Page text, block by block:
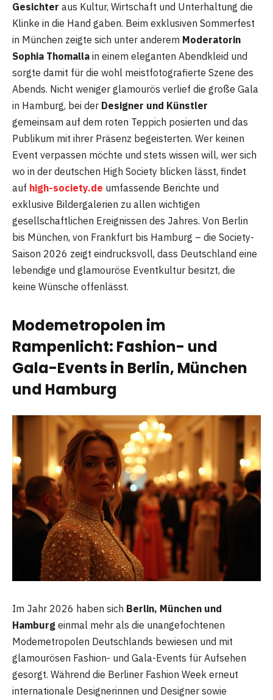
Gesichter aus Kultur, Wirtschaft und Unterhaltung die
Klinke in die Hand gaben. Beim exklusiven Sommerfest
in München zeigte sich unter anderem Moderatorin
Sophia Thomalla in einem eleganten Abendkleid und
sorgte damit für die wohl meistfotografierte Szene des
Abends. Nicht weniger glamourös verlief die große Gala
in Hamburg, bei der Designer und Künstler
gemeinsam auf dem roten Teppich posierten und das
Publikum mit ihrer Präsenz begeisterten. Wer keinen
Event verpassen möchte und stets wissen will, wer sich
wo in der deutschen High Society blicken lässt, findet
auf high-society.de umfassende Berichte und
exklusive Bildergalerien zu allen wichtigen
gesellschaftlichen Ereignissen des Jahres. Von Berlin
bis München, von Frankfurt bis Hamburg – die Society-
Saison 2026 zeigt eindrucksvoll, dass Deutschland eine
lebendige und glamouröse Eventkultur besitzt, die
keine Wünsche offenlässt.
Modemetropolen im
Rampenlicht: Fashion- und
Gala-Events in Berlin, München
und Hamburg
Im Jahr 2026 haben sich Berlin, München und
Hamburg einmal mehr als die unangefochtenen
Modemetropolen Deutschlands bewiesen und mit
glamourösen Fashion- und Gala-Events für Aufsehen
gesorgt. Während die Berliner Fashion Week erneut
internationale Designerinnen und Designer sowie